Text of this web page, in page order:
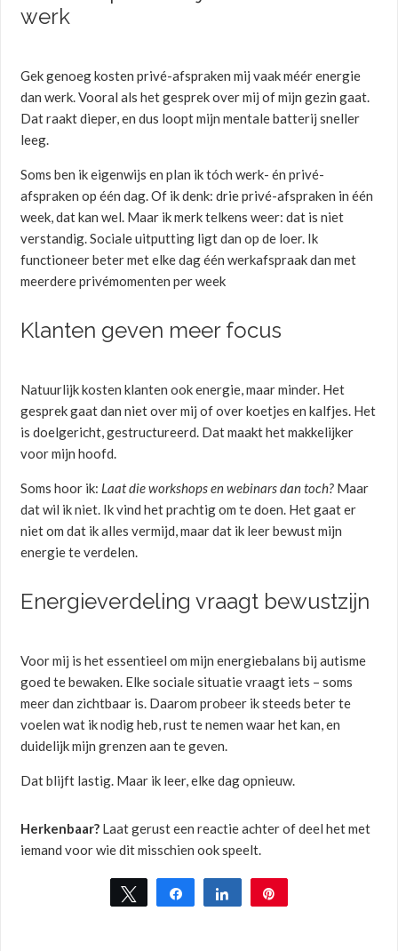
werk
Gek genoeg kosten privé-afspraken mij vaak méér energie
dan werk. Vooral als het gesprek over mij of mijn gezin gaat.
Dat raakt dieper, en dus loopt mijn mentale batterij sneller
leeg.
Soms ben ik eigenwijs en plan ik tóch werk- én privé-
afspraken op één dag. Of ik denk: drie privé-afspraken in één
week, dat kan wel. Maar ik merk telkens weer: dat is niet
verstandig. Sociale uitputting ligt dan op de loer. Ik
functioneer beter met elke dag één werkafspraak dan met
meerdere privémomenten per week
Klanten geven meer focus
Natuurlijk kosten klanten ook energie, maar minder. Het
gesprek gaat dan niet over mij of over koetjes en kalfjes. Het
is doelgericht, gestructureerd. Dat maakt het makkelijker
voor mijn hoofd.
Soms hoor ik: Laat die workshops en webinars dan toch? Maar
dat wil ik niet. Ik vind het prachtig om te doen. Het gaat er
niet om dat ik alles vermijd, maar dat ik leer bewust mijn
energie te verdelen.
Energieverdeling vraagt bewustzijn
Voor mij is het essentieel om mijn energiebalans bij autisme
goed te bewaken. Elke sociale situatie vraagt iets – soms
meer dan zichtbaar is. Daarom probeer ik steeds beter te
voelen wat ik nodig heb, rust te nemen waar het kan, en
duidelijk mijn grenzen aan te geven.
Dat blijft lastig. Maar ik leer, elke dag opnieuw.
Herkenbaar? Laat gerust een reactie achter of deel het met
iemand voor wie dit misschien ook speelt.
Tweet Share Share